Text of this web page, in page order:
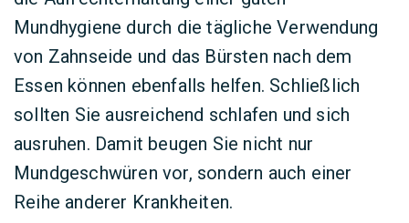
Mundhygiene durch die tägliche Verwendung
von Zahnseide und das Bürsten nach dem
Essen können ebenfalls helfen. Schließlich
sollten Sie ausreichend schlafen und sich
ausruhen. Damit beugen Sie nicht nur
Mundgeschwüren vor, sondern auch einer
Reihe anderer Krankheiten.